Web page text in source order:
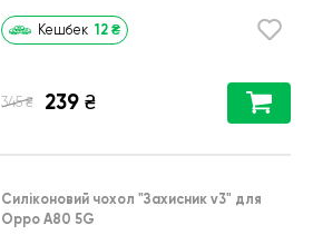
Кешбек 12 ₴
345 ₴ 239 ₴
Силіконовий чохол "Захисник v3" для
Oppo A80 5G